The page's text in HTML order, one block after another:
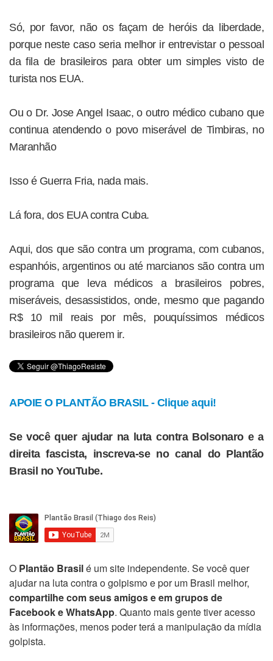
Só, por favor, não os façam de heróis da liberdade,
porque neste caso seria melhor ir entrevistar o pessoal
da fila de brasileiros para obter um simples visto de
turista nos EUA.
Ou o Dr. Jose Angel Isaac, o outro médico cubano que
continua atendendo o povo miserável de Timbiras, no
Maranhão
Isso é Guerra Fria, nada mais.
Lá fora, dos EUA contra Cuba.
Aqui, dos que são contra um programa, com cubanos,
espanhóis, argentinos ou até marcianos são contra um
programa que leva médicos a brasileiros pobres,
miseráveis, desassistidos, onde, mesmo que pagando
R$ 10 mil reais por mês, pouquíssimos médicos
brasileiros não querem ir.
APOIE O PLANTÃO BRASIL - Clique aqui!
Se você quer ajudar na luta contra Bolsonaro e a
direita fascista, inscreva-se no canal do Plantão
Brasil no YouTube.
O Plantão Brasilé um site independente. Se você quer
ajudar na luta contra o golpismo e por um Brasil melhor,
compartilhe com seus amigos e em grupos de
Facebook e WhatsApp. Quanto mais gente tiver acesso
às informações, menos poder terá a manipulação da mídia
golpista.